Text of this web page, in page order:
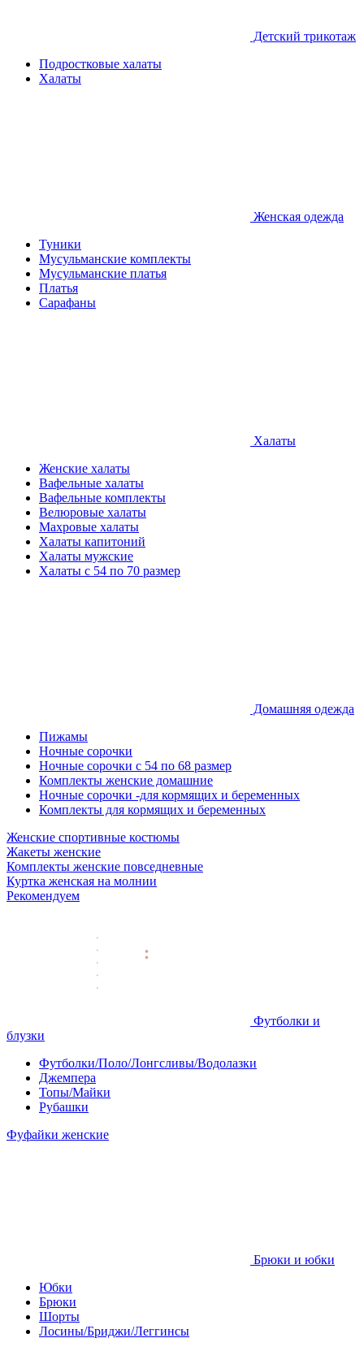
Детcкий трикотаж
Подростковые халаты
Халаты
Женская одежда
Туники
Мусульманские комплекты
Мусульманские платья
Платья
Сарафаны
Халаты
Женские халаты
Вафельные халаты
Вафельные комплекты
Велюровые халаты
Махровые халаты
Халаты капитоний
Халаты мужские
Халаты с 54 по 70 размер
Домашняя одежда
Пижамы
Ночные сорочки
Ночные сорочки с 54 по 68 размер
Комплекты женские домашние
Ночные сорочки -для кормящих и беременных
Комплекты для кормящих и беременных
Женские спортивные костюмы
Жакеты женские
Комплекты женские повседневные
Куртка женская на молнии
Рекомендуем
Футболки и
блузки
Футболки/Поло/Лонгсливы/Водолазки
Джемпера
Топы/Майки
Рубашки
Фуфайки женские
Брюки и юбки
Юбки
Брюки
Шорты
Лосины/Бриджи/Леггинсы